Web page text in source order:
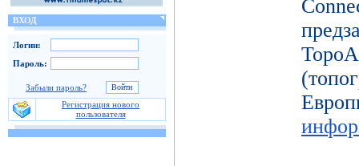
ВХОД
Логин:
Пароль:
Забыли пароль?
Регистрация нового
пользователя